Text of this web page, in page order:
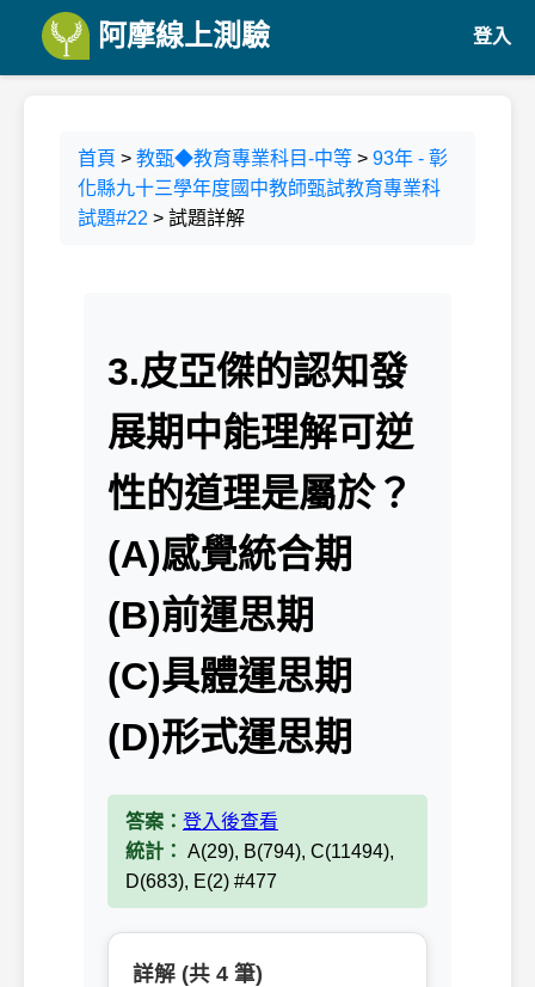
阿摩線上測驗 登入
首頁 > 教甄◆教育專業科目-中等 > 93年 - 彰
化縣九十三學年度國中教師甄試教育專業科
試題#22 > 試題詳解
3.皮亞傑的認知發
展期中能理解可逆
性的道理是屬於？
(A)感覺統合期
(B)前運思期
(C)具體運思期
(D)形式運思期
答案： 登入後查看
統計： A(29), B(794), C(11494),
D(683), E(2) #477
詳解 (共 4 筆)